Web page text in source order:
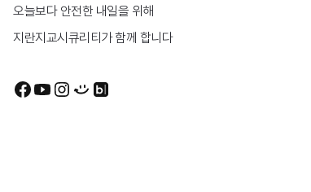
오늘보다 안전한 내일을 위해
지란지교시큐리티가 함께 합니다